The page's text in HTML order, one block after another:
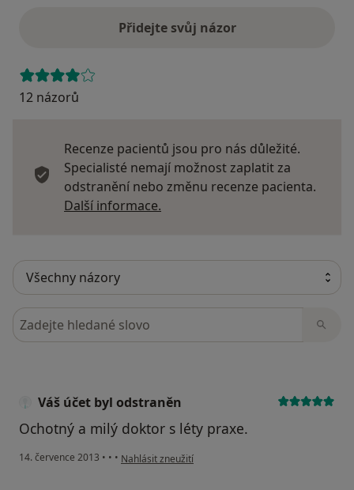
Přidejte svůj názor
12 názorů
Recenze pacientů jsou pro nás důležité.
Specialisté nemají možnost zaplatit za
odstranění nebo změnu recenze pacienta.
Další informace.
Hledejte v názorech
Váš účet byl odstraněn
Ochotný a milý doktor s léty praxe.
14. července 2013 • • • podle názoru uživatele Váš účet byl odstraněn
Nahlásit zneužití